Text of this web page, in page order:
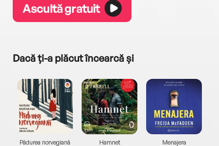
Ascultă gratuit
Dacă ți-a plăcut încearcă și
Pădurea norvegiană Hamnet Menajera